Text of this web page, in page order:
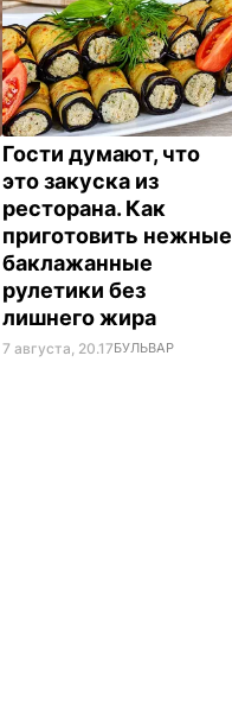
Гости думают, что
это закуска из
ресторана. Как
приготовить нежные
баклажанные
рулетики без
лишнего жира
7 августа, 20.17БУЛЬВАР